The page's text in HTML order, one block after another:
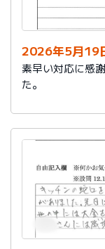
2026年5月19
素早い対応に感
た。